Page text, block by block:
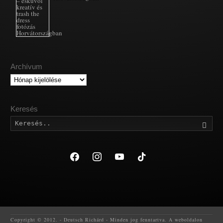
Archívum
Archívum
Keresés
facebook instagram youtube tiktok
Copyright © 2012. - Deutsch Richárd - Minden jog fenntartva. A weboldalon